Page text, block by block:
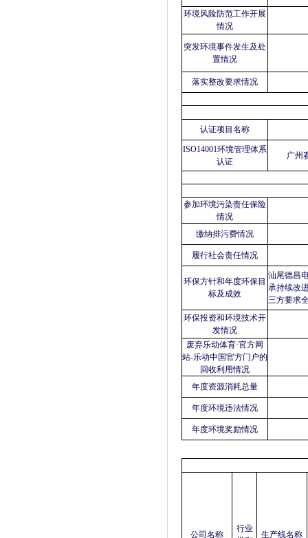
环境风险防范工作开展
情况
突发环境事件发生及处
置情况
落实整改要求情况
认证项目名称
ISO14001环境管理体系
认证
广州
参加环境污染责任保险
情况
缴纳排污费情况
履行社会责任情况
环保方针和年度环保目
标及成效
汕尾德昌
承持续改
三方要求
环保投资和环境技术开
发情况
废弃乐动体育·官方网
站-乐动中国官方门户的
回收利用情况
年度资源消耗总量
年度环境违法情况
年度环境奖励情况
公司名称
行业
生产线名称